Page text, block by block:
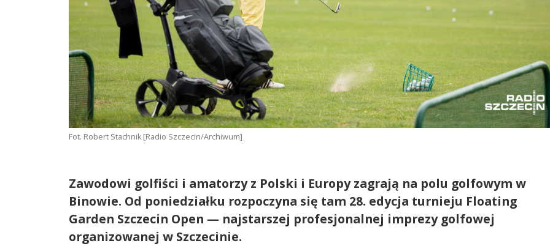
Fot. Robert Stachnik [Radio Szczecin/Archiwum]
Zawodowi golfiści i amatorzy z Polski i Europy zagrają na polu golfowym w
Binowie. Od poniedziałku rozpoczyna się tam 28. edycja turnieju Floating
Garden Szczecin Open — najstarszej profesjonalnej imprezy golfowej
organizowanej w Szczecinie.